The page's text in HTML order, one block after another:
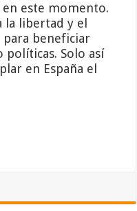
en este momento.
la libertad y el
para beneficiar
políticas. Solo así
en España el